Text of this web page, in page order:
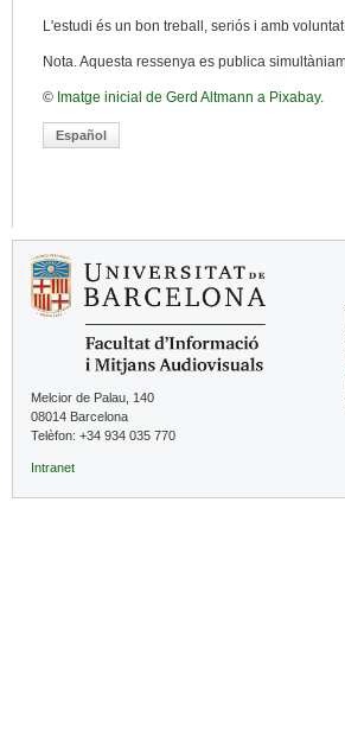
L'estudi és un bon treball, seriós i amb
Nota. Aquesta ressenya es publica
© Imatge inicial de Gerd Altmann a Pixabay.
Español
Melcior de Palau, 140
08014 Barcelona
Telèfon: +34 934 035 770
Intranet